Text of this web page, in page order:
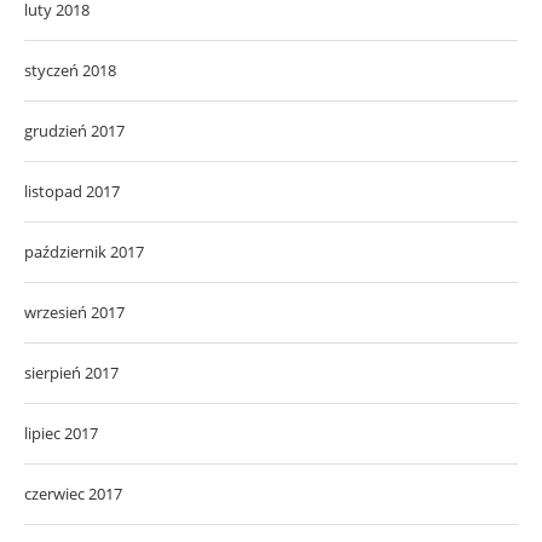
luty 2018
styczeń 2018
grudzień 2017
listopad 2017
październik 2017
wrzesień 2017
sierpień 2017
lipiec 2017
czerwiec 2017